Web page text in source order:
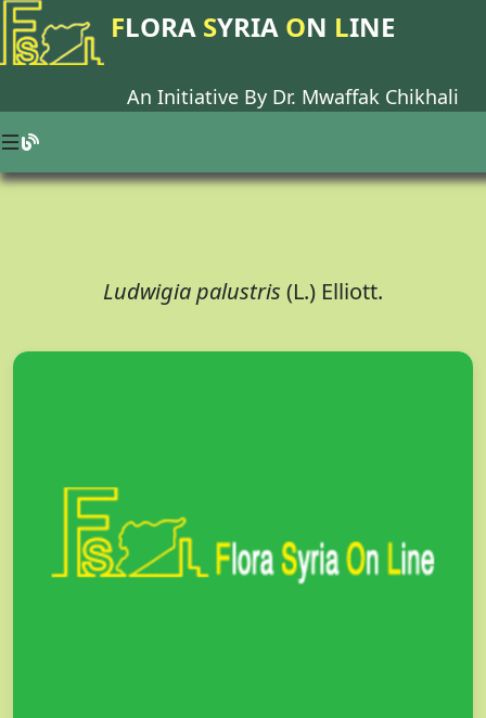
FLORA SYRIA ON LINE
An Initiative By Dr. Mwaffak Chikhali
Ludwigia palustris (L.) Elliott.